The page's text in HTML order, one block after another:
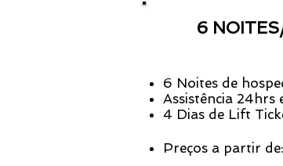
6
6 Noites de
Assistência 24hrs
4 Dias de Lift
Preços a partir